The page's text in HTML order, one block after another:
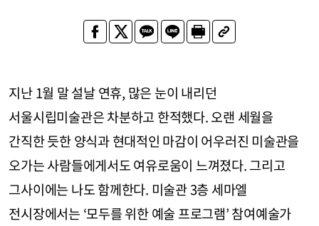
지난 1월 말 설날 연휴, 많은 눈이 내리던
서울시립미술관은 차분하고 한적했다. 오랜 세월을
간직한 듯한 양식과 현대적인 마감이 어우러진 미술관을
오가는 사람들에게서도 여유로움이 느껴졌다. 그리고
그사이에는 나도 함께한다. 미술관 3층 세마엘
전시장에서는 ‘모두를 위한 예술 프로그램’ 참여예술가